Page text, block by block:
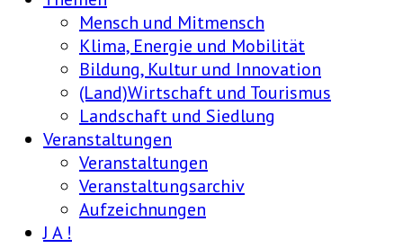
Mensch und Mitmensch
Klima, Energie und Mobilität
Bildung, Kultur und Innovation
(Land)Wirtschaft und Tourismus
Landschaft und Siedlung
Veranstaltungen
Veranstaltungen
Veranstaltungsarchiv
Aufzeichnungen
J A !